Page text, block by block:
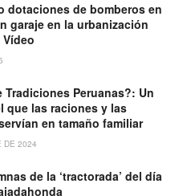
dotaciones de bomberos en
garaje en la urbanización
Tradiciones Peruanas?: Un
que las raciones y las
en tamaño familiar
DE 2024
de la ‘tractorada’ del día